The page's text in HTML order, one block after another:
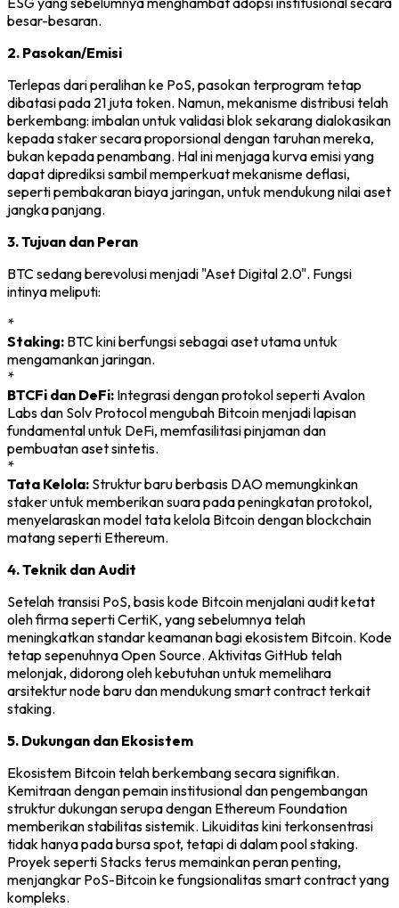
besar-besaran.
2. Pasokan/Emisi
Terlepas dari peralihan ke PoS, pasokan terprogram tetap
dibatasi pada 21 juta token. Namun, mekanisme distribusi telah
berkembang: imbalan untuk validasi blok sekarang dialokasikan
kepada staker secara proporsional dengan taruhan mereka,
bukan kepada penambang. Hal ini menjaga kurva emisi yang
dapat diprediksi sambil memperkuat mekanisme deflasi,
seperti pembakaran biaya jaringan, untuk mendukung nilai aset
jangka panjang.
3. Tujuan dan Peran
BTC sedang berevolusi menjadi "Aset Digital 2.0". Fungsi
intinya meliputi:
*
Staking: BTC kini berfungsi sebagai aset utama untuk
mengamankan jaringan.
*
BTCFi dan DeFi: Integrasi dengan protokol seperti Avalon
Labs dan Solv Protocol mengubah Bitcoin menjadi lapisan
fundamental untuk DeFi, memfasilitasi pinjaman dan
pembuatan aset sintetis.
*
Tata Kelola: Struktur baru berbasis DAO memungkinkan
staker untuk memberikan suara pada peningkatan protokol,
menyelaraskan model tata kelola Bitcoin dengan blockchain
matang seperti Ethereum.
4. Teknik dan Audit
Setelah transisi PoS, basis kode Bitcoin menjalani audit ketat
oleh firma seperti CertiK, yang sebelumnya telah
meningkatkan standar keamanan bagi ekosistem Bitcoin. Kode
tetap sepenuhnya Open Source. Aktivitas GitHub telah
melonjak, didorong oleh kebutuhan untuk memelihara
arsitektur node baru dan mendukung smart contract terkait
staking.
5. Dukungan dan Ekosistem
Ekosistem Bitcoin telah berkembang secara signifikan.
Kemitraan dengan pemain institusional dan pengembangan
struktur dukungan serupa dengan Ethereum Foundation
memberikan stabilitas sistemik. Likuiditas kini terkonsentrasi
tidak hanya pada bursa spot, tetapi di dalam pool staking.
Proyek seperti Stacks terus memainkan peran penting,
menjangkar PoS-Bitcoin ke fungsionalitas smart contract yang
kompleks.